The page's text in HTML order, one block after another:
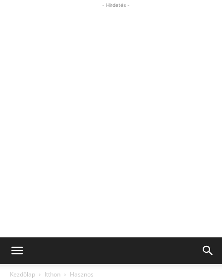
- Hirdetés -
Kezdőlap Itthon Hasznos